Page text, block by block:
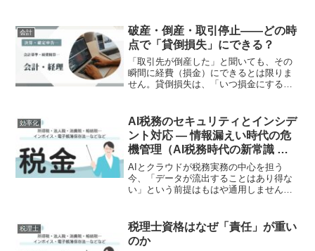
会計
破産・倒産・取引停止――どの時
点で「貸倒損失」にできる？
「取引先が倒産した」と聞いても、その
瞬間に経費（損金）にできるとは限りま
せん。貸倒損失は、「いつ損金にする
ります。今回は、実際によくあるケース
をもとに、破産・倒産・取引...
効率化
AI税務のセキュリティとインシデ
ント対応 ― 情報漏えい時代の危
機管理（AI税務時代の新常識 第
11回）
AIとクラウドが税務実務の中心を担う
今、「データが流出することはあり得な
い」という前提はもはや通用しません。
ても、ゼロリスクは存在しないのです。
重要なのは、事故を起こさ...
税理士
税理士資格はなぜ「責任」が重い
のか